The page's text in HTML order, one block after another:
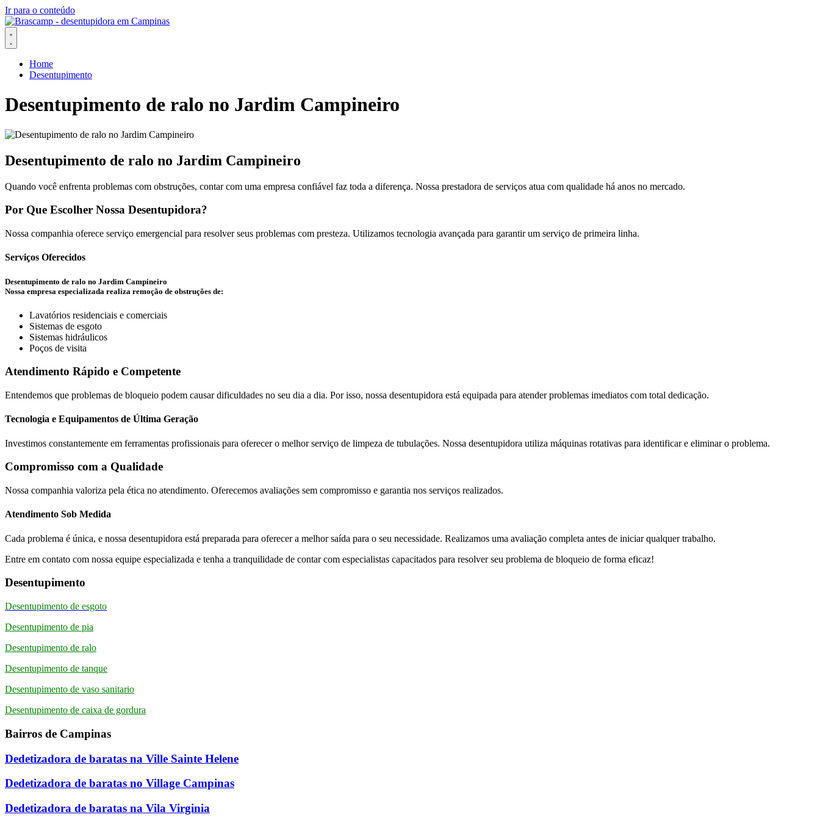
Ir para o conteúdo
Home
Desentupimento
Desentupimento de ralo no Jardim Campineiro
Desentupimento de ralo no Jardim Campineiro
Quando você enfrenta problemas com obstruções, contar com uma empresa confiável faz toda a diferença. Nossa prestadora de serviços atua com qualidade há anos no mercado.
Por Que Escolher Nossa Desentupidora?
Nossa companhia oferece serviço emergencial para resolver seus problemas com presteza. Utilizamos tecnologia avançada para garantir um serviço de primeira linha.
Serviços Oferecidos
Desentupimento de ralo no Jardim Campineiro
Nossa empresa especializada realiza remoção de obstruções de:
Lavatórios residenciais e comerciais
Sistemas de esgoto
Sistemas hidráulicos
Poços de visita
Atendimento Rápido e Competente
Entendemos que problemas de bloqueio podem causar dificuldades no seu dia a dia. Por isso, nossa desentupidora está equipada para atender problemas imediatos com total dedicação.
Tecnologia e Equipamentos de Última Geração
Investimos constantemente em ferramentas profissionais para oferecer o melhor serviço de limpeza de tubulações. Nossa desentupidora utiliza máquinas rotativas para identificar e eliminar o problema.
Compromisso com a Qualidade
Nossa companhia valoriza pela ética no atendimento. Oferecemos avaliações sem compromisso e garantia nos serviços realizados.
Atendimento Sob Medida
Cada problema é única, e nossa desentupidora está preparada para oferecer a melhor saída para o seu necessidade. Realizamos uma avaliação completa antes de iniciar qualquer trabalho.
Entre em contato com nossa equipe especializada e tenha a tranquilidade de contar com especialistas capacitados para resolver seu problema de bloqueio de forma eficaz!
Desentupimento
Desentupimento de esgoto
Desentupimento de pia
Desentupimento de ralo
Desentupimento de tanque
Desentupimento de vaso sanitario
Desentupimento de caixa de gordura
Bairros de Campinas
Dedetizadora de baratas na Ville Sainte Helene
Dedetizadora de baratas no Village Campinas
Dedetizadora de baratas na Vila Virginia